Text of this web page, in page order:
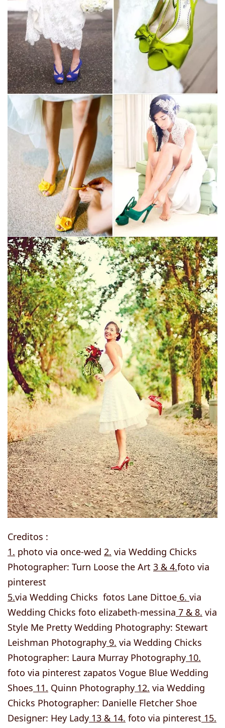
Creditos :
1. photo via once-wed 2. via Wedding Chicks
Photographer: Turn Loose the Art 3 & 4.foto via
pinterest
5.via Wedding Chicks fotos Lane Dittoe 6. via
Wedding Chicks foto elizabeth-messina 7 & 8. via
Style Me Pretty Wedding Photography: Stewart
Leishman Photography 9. via Wedding Chicks
Photographer: Laura Murray Photography 10.
foto via pinterest zapatos Vogue Blue Wedding
Shoes 11. Quinn Photography 12. via Wedding
Chicks Photographer: Danielle Fletcher Shoe
Designer: Hey Lady 13 & 14. foto via pinterest 15.